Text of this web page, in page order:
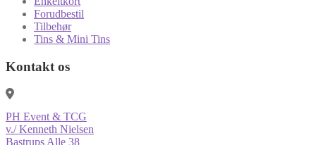
Forudbestil
Tilbehør
Tins & Mini Tins
Kontakt os
PH Event & TCG
v./ Kenneth Nielsen
Bastrups Alle 38